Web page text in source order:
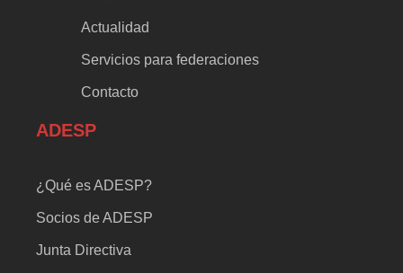
Actualidad
Servicios para federaciones
Contacto
ADESP
¿Qué es ADESP?
Socios de ADESP
Junta Directiva